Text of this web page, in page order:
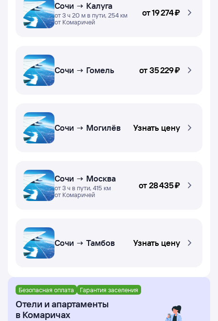
Сочи → Калуга
от 3 ч 20 м в пути, 254 км
от Комаричей
от19 ⁠274 ⁠₽
Сочи → Гомель от35 ⁠229 ⁠₽
Сочи → Могилёв Узнать цену
Сочи → Москва
от 3 ч в пути, 415 км
от Комаричей
от28 ⁠435 ⁠₽
Сочи → Тамбов Узнать цену
Безопасная оплата Гарантия заселения
Отели и апартаменты
в Комаричах